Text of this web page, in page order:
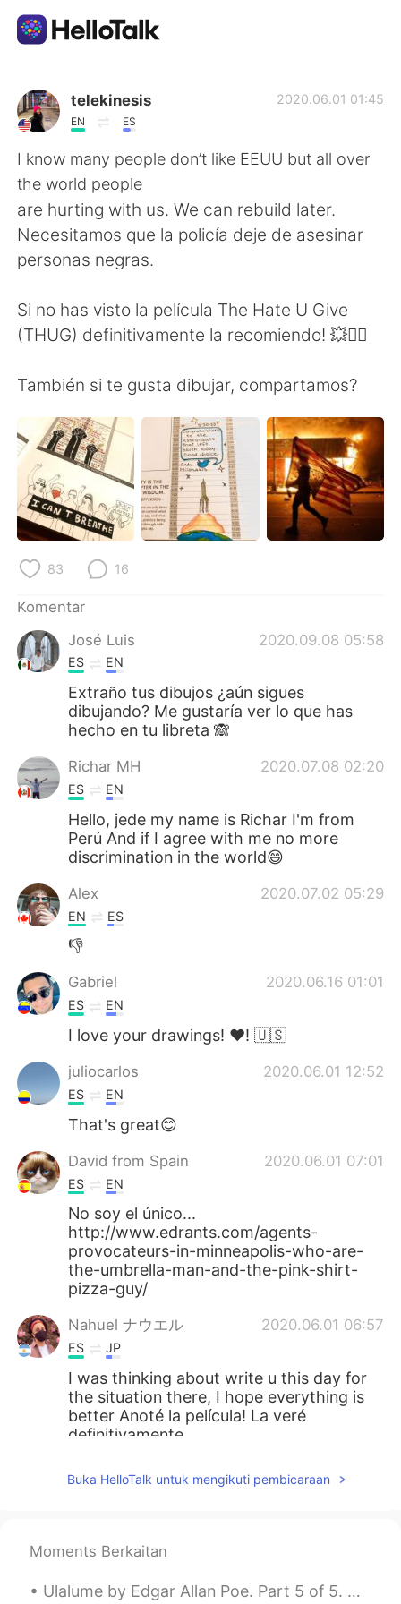
Aplikasi Pertukaran Bahasa
AI Grammar Checker
Indonesia
English
繁體中文 Español
한국어 Русский
ไทย Italiano
Türkçe Tiếng Việt
telekinesis
EN ES
2020.06.01 01:45
I know many people don’t like EEUU but all over
the world people
are hurting with us. We can rebuild later.
Necesitamos que la policía deje de asesinar
personas negras.
Si no has visto la película The Hate U Give
(THUG) definitivamente la recomiendo! 💥✊🏼
También si te gusta dibujar, compartamos?
83 16
Komentar
José Luis
2020.09.08 05:58
ES EN
Extraño tus dibujos ¿aún sigues
dibujando? Me gustaría ver lo que has
hecho en tu libreta 🙈
Richar MH 2020.07.08 02:20
ES EN
Hello, jede my name is Richar I'm from
Perú And if I agree with me no more
discrimination in the world😄
Alex 2020.07.02 05:29
EN ES
👎
Gabriel 2020.06.16 01:01
ES EN
I love your drawings! ❤️! 🇺🇸
juliocarlos 2020.06.01 12:52
ES EN
That's great😊
David from Spain 2020.06.01 07:01
ES EN
No soy el único...
http://www.edrants.com/agents-
provocateurs-in-minneapolis-who-are-
the-umbrella-man-and-the-pink-shirt-
pizza-guy/
Nahuel ナウエル 2020.06.01 06:57
ES JP
I was thinking about write u this day for
the situation there, I hope everything is
better Anoté la película! La veré
definitivamente
David from Spain 2020.06.01 06:47
negro de la camiseta rosa y la caja de
pizza andando con el agente provocador
Buka HelloTalk untuk mengikuti pembicaraan
Moments Berkaitan
Ulalume by Edgar Allan Poe. Part 5 of 5. Then my heart it grew ashen and sober As the leaves th...